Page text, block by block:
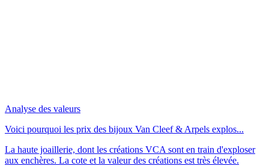
Analyse des valeurs
Voici pourquoi les prix des bijoux Van Cleef & Arpels explos...
La haute joaillerie, dont les créations VCA sont en train d'exploser
aux enchères. La cote et la valeur des créations est très élevée.